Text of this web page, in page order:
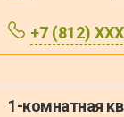
+7 (812)
1-комнатная